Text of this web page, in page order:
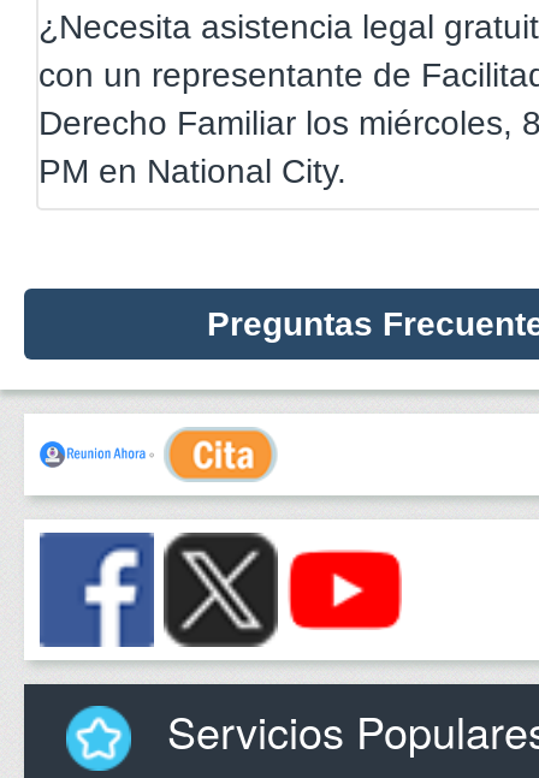
¿Necesita asistencia legal
con un representante de
Derecho Familiar los miércoles,
PM en National City.
Preguntas
Servicios